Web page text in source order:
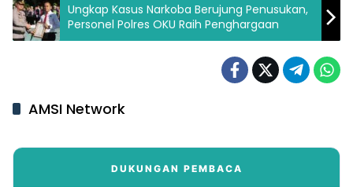
Ungkap Kasus Narkoba Berujung Penusukan,
Personel Polres OKU Raih Penghargaan
AMSI Network
DUKUNGAN PEMBACA